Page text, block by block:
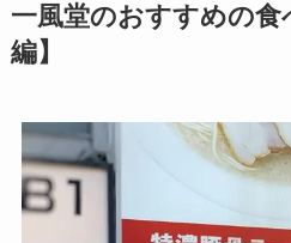
一風堂のおすすめの
編】